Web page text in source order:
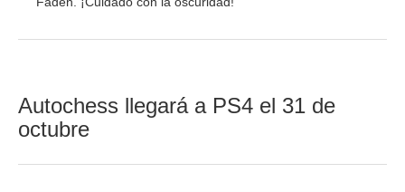
Autochess llegará a PS4 el 31 de
octubre